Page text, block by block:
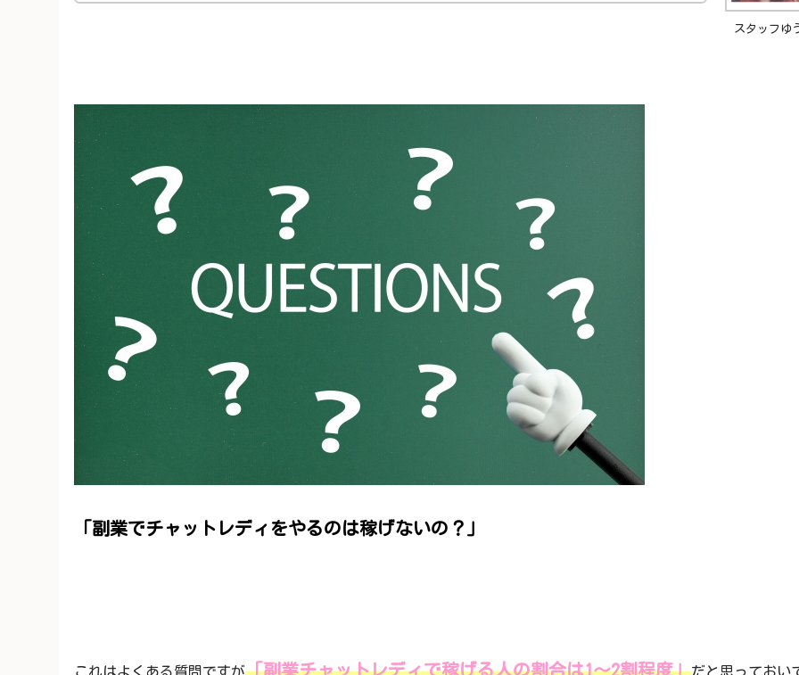
スタッフゆ
「副業でチャットレディをやるのは稼げないの？」
これはよくある質問ですが「副業チャットレディで稼げる人の割合は1～2割程度」だと思っておい